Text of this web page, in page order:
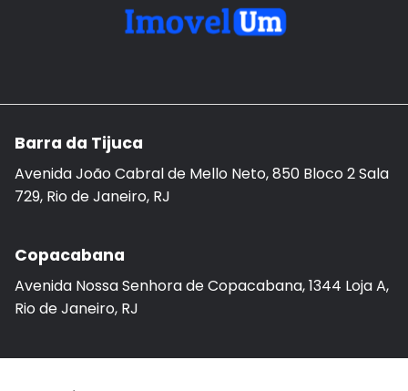
Barra da Tijuca
Avenida João Cabral de Mello Neto, 850 Bloco 2 Sala
729, Rio de Janeiro, RJ
Copacabana
Avenida Nossa Senhora de Copacabana, 1344 Loja A,
Rio de Janeiro, RJ